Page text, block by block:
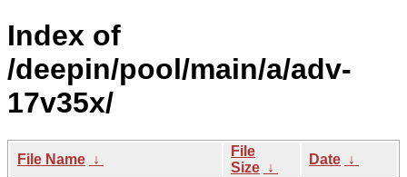
Index of
/deepin/pool/main/a/adv-
17v35x/
File Name ↓
File
Size ↓
Date ↓